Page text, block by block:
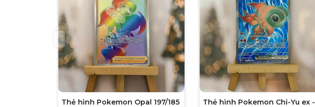
Thẻ hình Pokemon Opal 197/185
Thẻ hình Pokemon Chi-Yu ex -